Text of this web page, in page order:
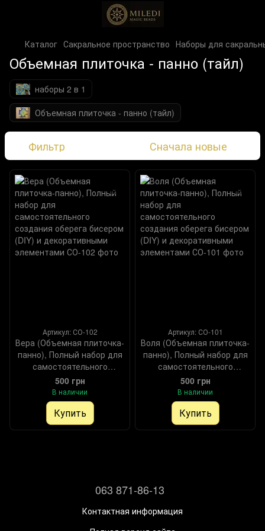
Каталог Сакральное пространство Наборы для
Объемная плиточка - панно (тайл)
наборы 2 в 1
Объемная плиточка - панно (тайл)
Фильтр Сначала новые
Артикул: СО-102
Вера (Объемная плиточка-
панно), Полный набор для
самостоятельного
создания оберега бисером
(DIY) и декоративными
элементами, Набор
500 грн
В наличии
Купить
Артикул: СО-101
Воля (Объемная плиточка-
панно), Полный набор для
самостоятельного
создания оберега бисером
(DIY) и декоративными
элементами, Набор
500 грн
В наличии
Купить
063 871-86-13
Контактная информация